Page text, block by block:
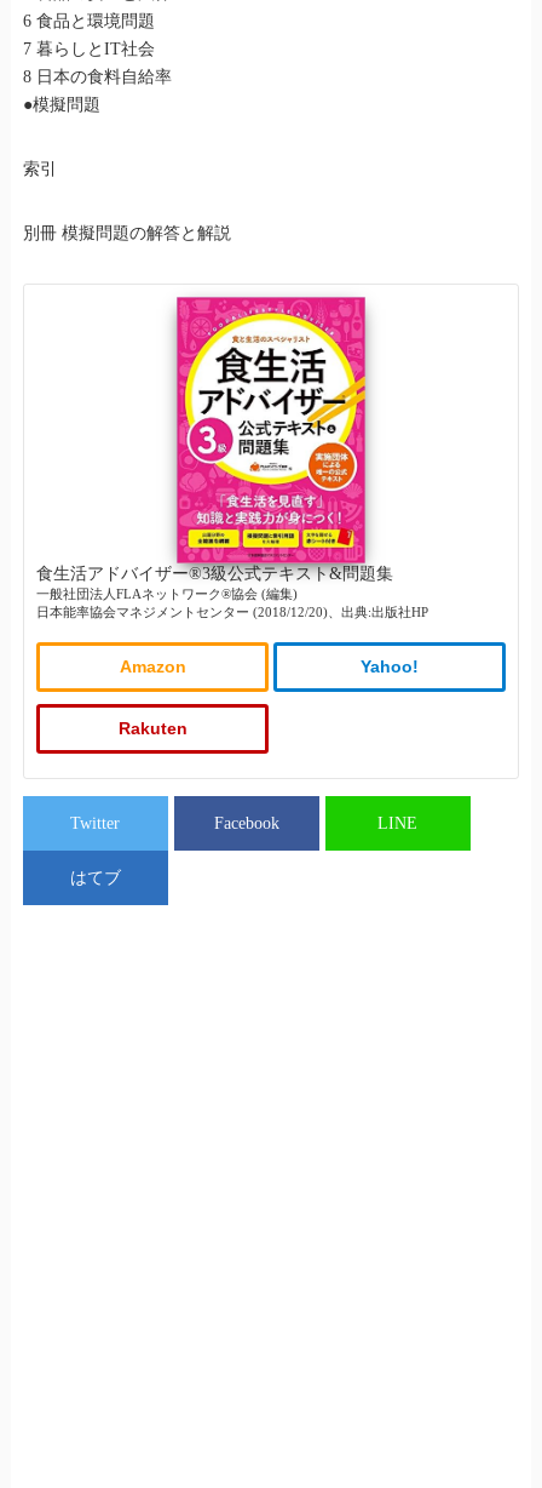
6 食品と環境問題
7 暮らしとIT社会
8 日本の食料自給率
●模擬問題
索引
別冊 模擬問題の解答と解説
食生活アドバイザー®3級公式テキスト&問題集
一般社団法人FLAネットワーク®協会 (編集)
日本能率協会マネジメントセンター (2018/12/20)、出典:出版社HP
Amazon Yahoo!
Rakuten
Twitter Facebook LINE
はてブ